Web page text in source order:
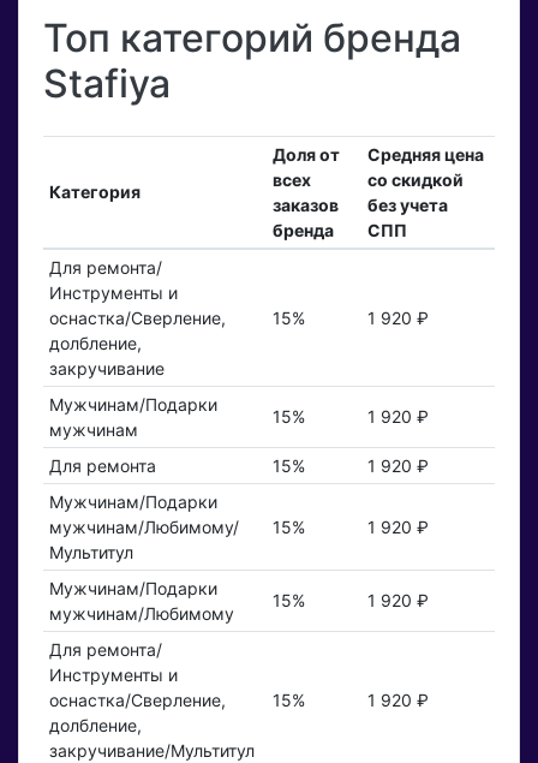
Топ категорий бренда
Stafiya
Категория
Доля от
всех
заказов
бренда
Средняя цена
со скидкой
без учета
СПП
Для ремонта/
Инструменты и
оснастка/Сверление,
долбление,
закручивание
15% 1 920 ₽
Мужчинам/Подарки
мужчинам
15% 1 920 ₽
Для ремонта 15%
1 920 ₽
Мужчинам/Подарки
мужчинам/Любимому/
Мультитул
15% 1 920 ₽
Мужчинам/Подарки
мужчинам/Любимому
15% 1 920 ₽
Для ремонта/
Инструменты и
оснастка/Сверление,
долбление,
закручивание/Мультитул
15% 1 920 ₽